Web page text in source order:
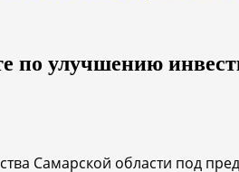
улучшению
Самарской области под